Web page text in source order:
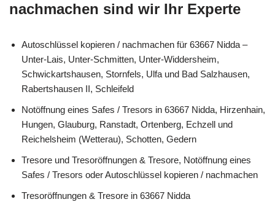
nachmachen sind wir Ihr Experte
Autoschlüssel kopieren / nachmachen für 63667 Nidda –
Unter-Lais, Unter-Schmitten, Unter-Widdersheim,
Schwickartshausen, Stornfels, Ulfa und Bad Salzhausen,
Rabertshausen II, Schleifeld
Notöffnung eines Safes / Tresors in 63667 Nidda, Hirzenhain,
Hungen, Glauburg, Ranstadt, Ortenberg, Echzell und
Reichelsheim (Wetterau), Schotten, Gedern
Tresore und Tresoröffnungen & Tresore, Notöffnung eines
Safes / Tresors oder Autoschlüssel kopieren / nachmachen
Tresoröffnungen & Tresore in 63667 Nidda